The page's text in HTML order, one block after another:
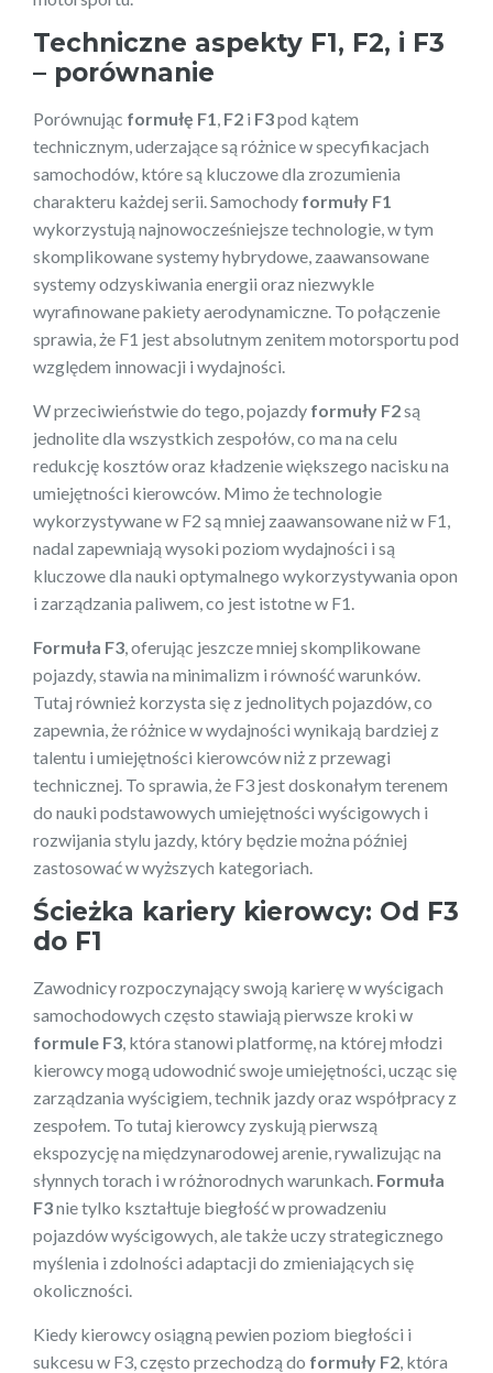
Techniczne aspekty F1, F2, i F3
– porównanie
Porównując formułę F1 F2 i F3pod kątem
technicznym, uderzające są różnice w specyfikacjach
samochodów, które są kluczowe dla zrozumienia
charakteru każdej serii. Samochody formuły F1
wykorzystują najnowocześniejsze technologie, w tym
skomplikowane systemy hybrydowe, zaawansowane
systemy odzyskiwania energii oraz niezwykle
wyrafinowane pakiety aerodynamiczne. To połączenie
sprawia, że F1 jest absolutnym zenitem motorsportu pod
względem innowacji i wydajności.
W przeciwieństwie do tego, pojazdy formuły F2są
jednolite dla wszystkich zespołów, co ma na celu
redukcję kosztów oraz kładzenie większego nacisku na
umiejętności kierowców. Mimo że technologie
wykorzystywane w F2 są mniej zaawansowane niż w F1,
nadal zapewniają wysoki poziom wydajności i są
kluczowe dla nauki optymalnego wykorzystywania opon
i zarządzania paliwem, co jest istotne w F1.
Formuła F3 , oferując jeszcze mniej skomplikowane
pojazdy, stawia na minimalizm i równość warunków.
Tutaj również korzysta się z jednolitych pojazdów, co
zapewnia, że różnice w wydajności wynikają bardziej z
talentu i umiejętności kierowców niż z przewagi
technicznej. To sprawia, że F3 jest doskonałym terenem
do nauki podstawowych umiejętności wyścigowych i
rozwijania stylu jazdy, który będzie można później
zastosować w wyższych kategoriach.
Ścieżka kariery kierowcy: Od F3
do F1
Zawodnicy rozpoczynający swoją karierę w wyścigach
samochodowych często stawiają pierwsze kroki w
formule F3 , która stanowi platformę, na której młodzi
kierowcy mogą udowodnić swoje umiejętności, ucząc się
zarządzania wyścigiem, technik jazdy oraz współpracy z
zespołem. To tutaj kierowcy zyskują pierwszą
ekspozycję na międzynarodowej arenie, rywalizując na
słynnych torach i w różnorodnych warunkach. Formuła
F3nie tylko kształtuje biegłość w prowadzeniu
pojazdów wyścigowych, ale także uczy strategicznego
myślenia i zdolności adaptacji do zmieniających się
okoliczności.
Kiedy kierowcy osiągną pewien poziom biegłości i
sukcesu w F3, często przechodzą do formuły F2 , która